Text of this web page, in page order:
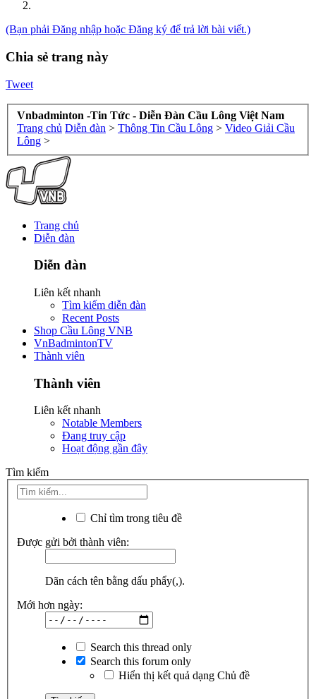
(Bạn phải Đăng nhập hoặc Đăng ký để trả lời bài viết.)
Chia sẻ trang này
Tweet
Vnbadminton -Tin Tức - Diễn Đàn Cầu Lông Việt Nam
Trang chủ Diễn đàn > Thông Tin Cầu Lông > Video Giải Cầu
Lông >
Trang chủ
Diễn đàn
Diễn đàn
Liên kết nhanh
Tìm kiếm diễn đàn
Recent Posts
Shop Cầu Lông VNB
VnBadmintonTV
Thành viên
Thành viên
Liên kết nhanh
Notable Members
Đang truy cập
Hoạt động gần đây
Tìm kiếm
Chỉ tìm trong tiêu đề
Được gửi bởi thành viên:
Dãn cách tên bằng dấu phẩy(,).
Mới hơn ngày:
Search this thread only
Search this forum only
Hiển thị kết quả dạng Chủ đề